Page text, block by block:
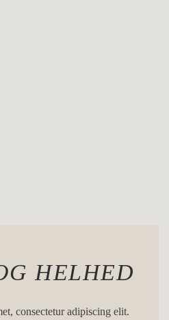
HELHED
consectetur adipiscing elit.